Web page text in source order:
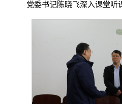
党委书记陈晓飞深入课堂听